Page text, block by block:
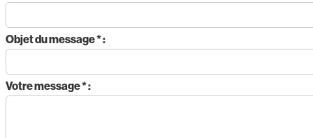
Objet du message * :
Votre message * :